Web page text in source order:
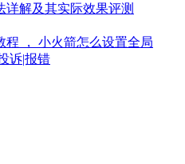
详解及其实际效果评测
程 ， 小火箭怎么设置全局
诉|报错